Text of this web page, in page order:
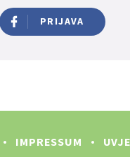
PRIJAVA
IMPRESSUM